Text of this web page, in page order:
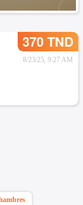
370 TND
8/23/25, 9:27 AM